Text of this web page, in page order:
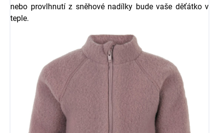
nebo provlhnutí z sněhové nadílky bude vaše děťátko v
teple.